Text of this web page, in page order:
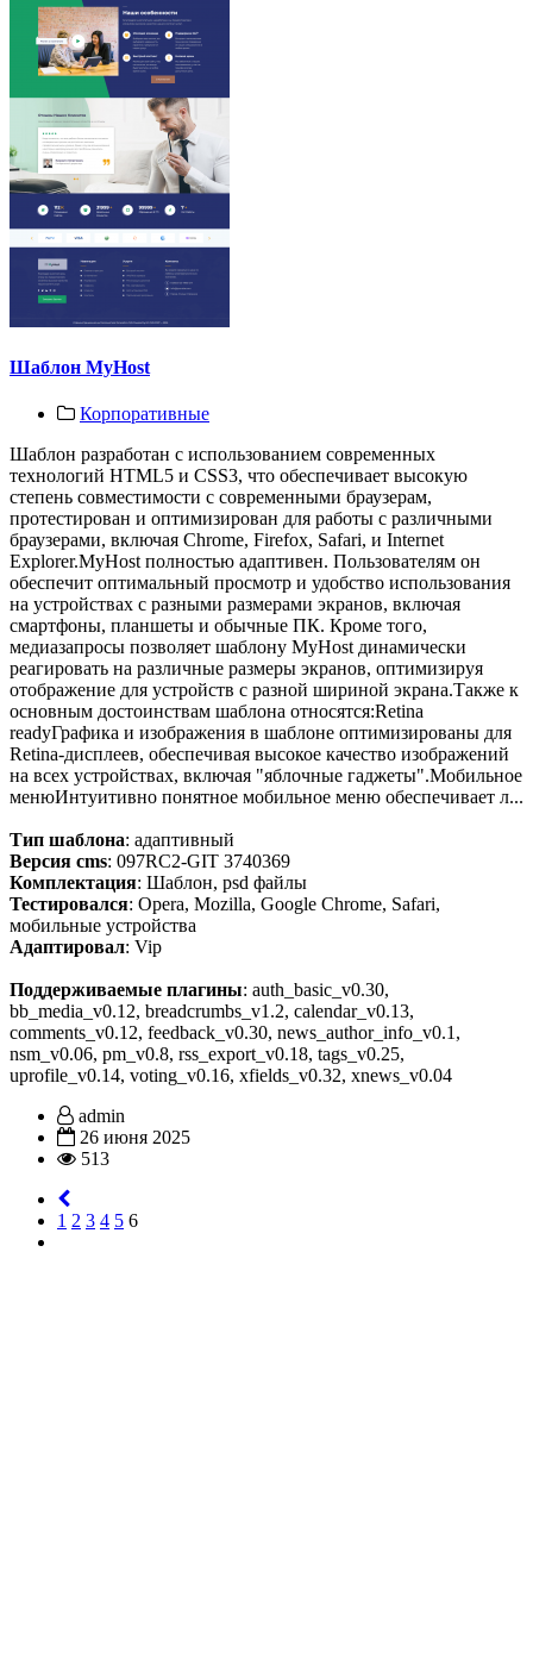
Шаблон MyHost
Корпоративные
Шаблон разработан с использованием современных
технологий HTML5 и CSS3, что обеспечивает высокую
степень совместимости с современными браузерам,
протестирован и оптимизирован для работы с различными
браузерами, включая Chrome, Firefox, Safari, и Internet
Explorer.MyHost полностью адаптивен. Пользователям он
обеспечит оптимальный просмотр и удобство использования
на устройствах с разными размерами экранов, включая
смартфоны, планшеты и обычные ПК. Кроме того,
медиазапросы позволяет шаблону MyHost динамически
реагировать на различные размеры экранов, оптимизируя
отображение для устройств с разной шириной экрана.Также к
основным достоинствам шаблона относятся:Retina
readyГрафика и изображения в шаблоне оптимизированы для
Retina-дисплеев, обеспечивая высокое качество изображений
на всех устройствах, включая "яблочные гаджеты".Мобильное
менюИнтуитивно понятное мобильное меню обеспечивает л...
Тип шаблона: адаптивный
Версия cms: 097RC2-GIT 3740369
Комплектация: Шаблон, psd файлы
Тестировался: Opera, Mozilla, Google Chrome, Safari,
мобильные устройства
Адаптировал: Vip
Поддерживаемые плагины: auth_basic_v0.30,
bb_media_v0.12, breadcrumbs_v1.2, calendar_v0.13,
comments_v0.12, feedback_v0.30, news_author_info_v0.1,
nsm_v0.06, pm_v0.8, rss_export_v0.18, tags_v0.25,
uprofile_v0.14, voting_v0.16, xfields_v0.32, xnews_v0.04
admin
26 июня 2025
513
1 2 3 4 5 6